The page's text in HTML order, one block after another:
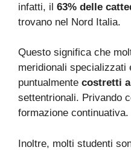
infatti, il 63% delle
trovano nel Nord Italia.
Questo significa che
meridionali specializzati
puntualmente costretti
settentrionali. Privando
formazione continuativa.
Inoltre, molti studenti